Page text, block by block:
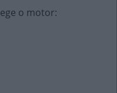
o motor: